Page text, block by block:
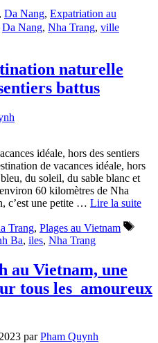
, Da Nang, Expatriation au
Da Nang, Nha Trang, ville
naturelle
battus
idéale, hors des sentiers
de vacances idéale, hors
du soleil, du sable blanc et
60 kilomètres de Nha
c’est une petite … Lire la suite
Trang, Plages au Vietnam
Ba, iles, Nha Trang
au Vietnam, une
tous les amoureux
parPham Quynh